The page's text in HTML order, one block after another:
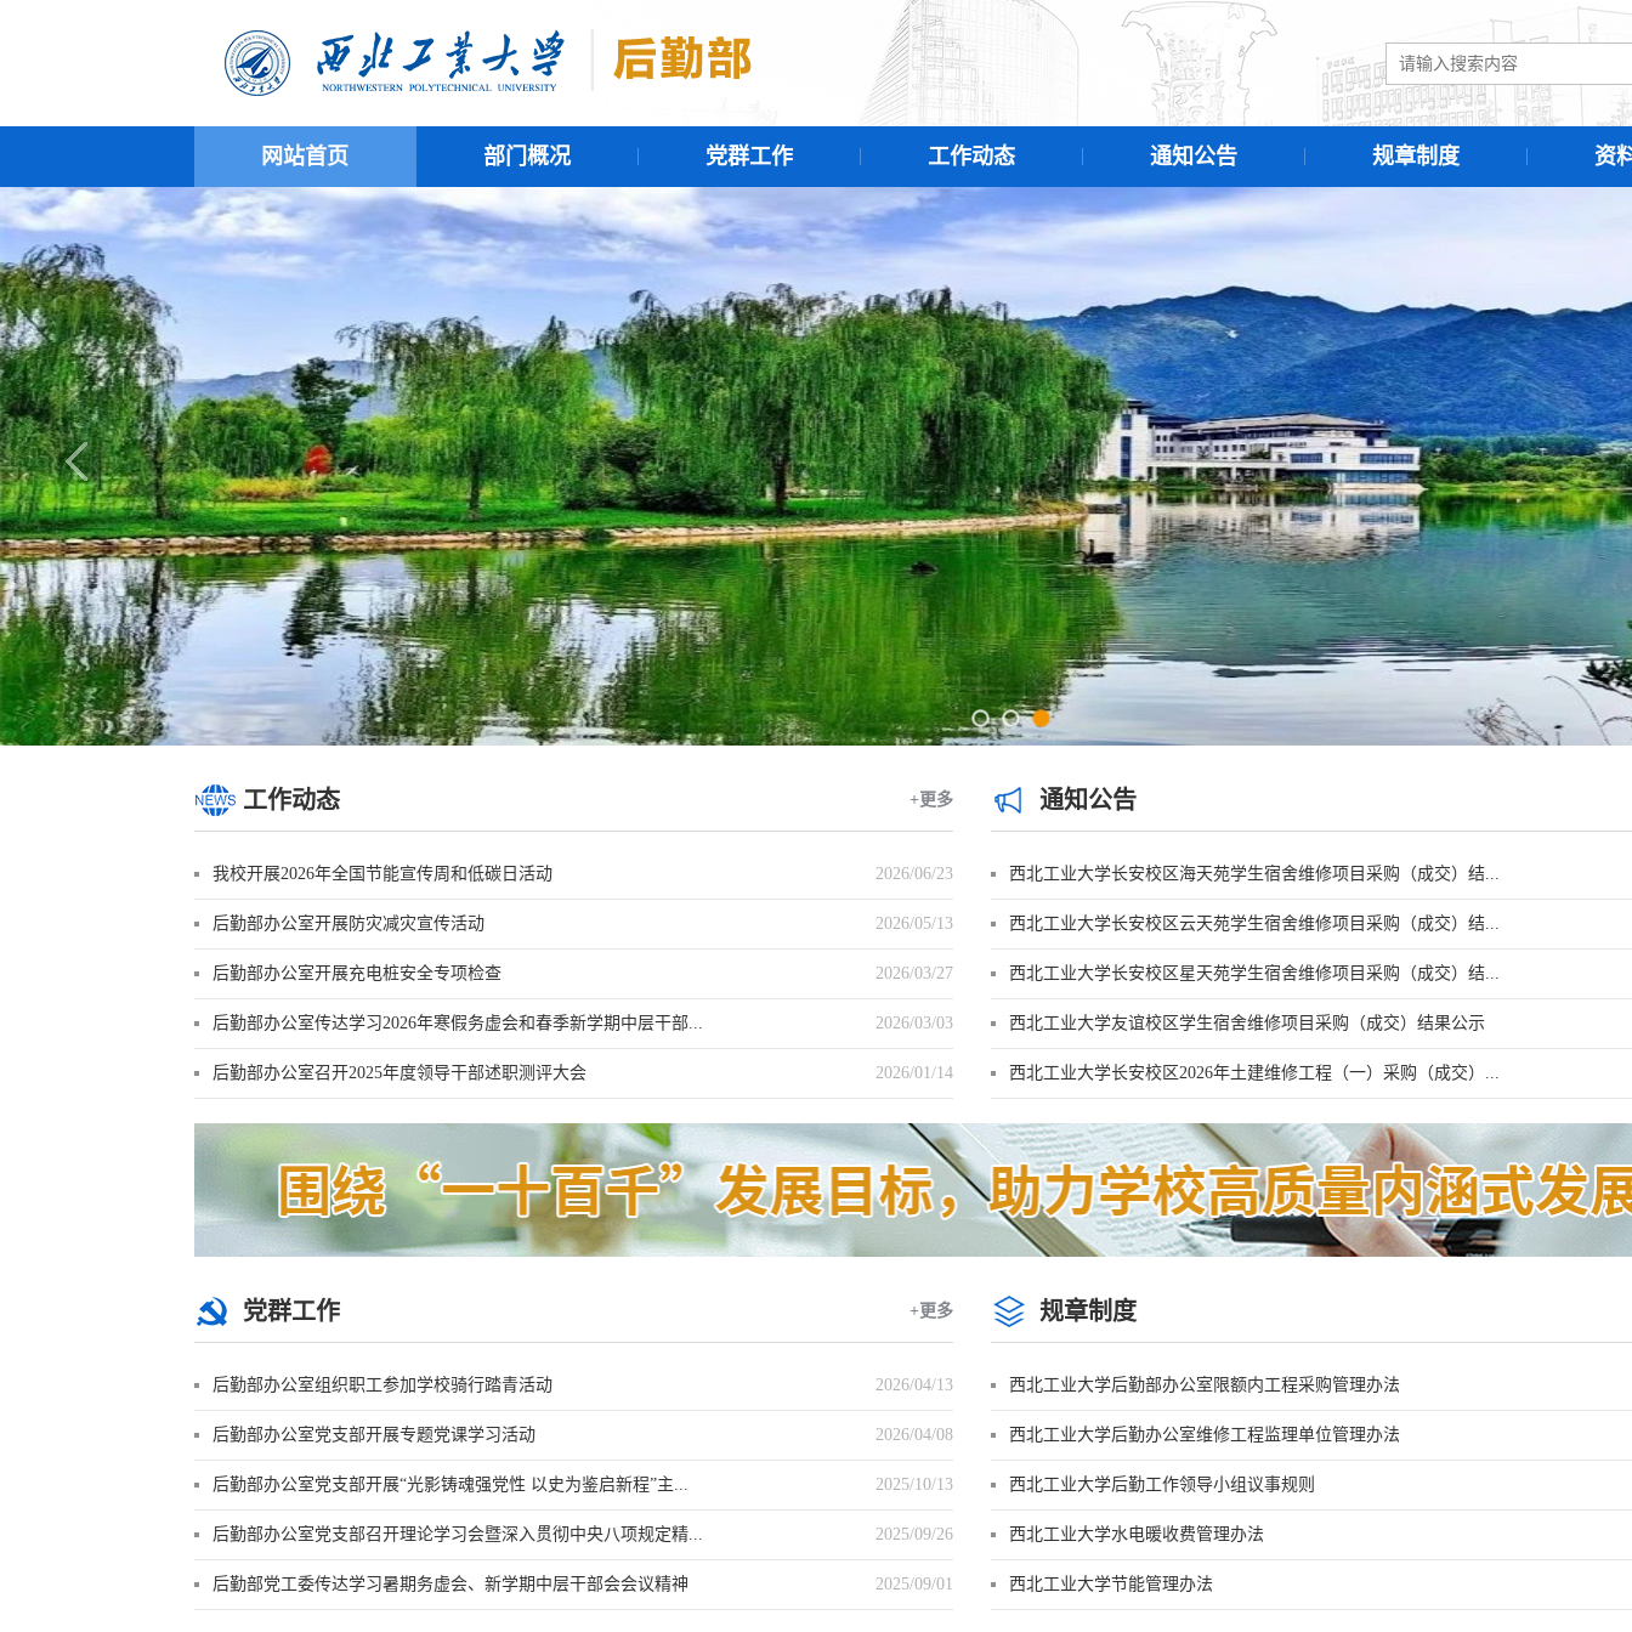
网站首页 部门概况 党群工作 工作动态 通知公告 规章制度 资
+更多
工作动态
2026/06/23
我校开展2026年全国节能宣传周和低碳日活动
2026/05/13
后勤部办公室开展防灾减灾宣传活动
2026/03/27
后勤部办公室开展充电桩安全专项检查
2026/03/03
后勤部办公室传达学习2026年寒假务虚会和春季新学期中层干部...
2026/01/14
后勤部办公室召开2025年度领导干部述职测评大会
通知公告
西北工业大学长安校区海天苑学生宿舍维修项目采购（成交）结...
西北工业大学长安校区云天苑学生宿舍维修项目采购（成交）结...
西北工业大学长安校区星天苑学生宿舍维修项目采购（成交）结...
西北工业大学友谊校区学生宿舍维修项目采购（成交）结果公示
西北工业大学长安校区2026年土建维修工程（一）采购（成交）...
+更多
党群工作
2026/04/13
后勤部办公室组织职工参加学校骑行踏青活动
2026/04/08
后勤部办公室党支部开展专题党课学习活动
2025/10/13
后勤部办公室党支部开展“光影铸魂强党性 以史为鉴启新程”主...
2025/09/26
后勤部办公室党支部召开理论学习会暨深入贯彻中央八项规定精...
2025/09/01
后勤部党工委传达学习暑期务虚会、新学期中层干部会会议精神
规章制度
西北工业大学后勤部办公室限额内工程采购管理办法
西北工业大学后勤办公室维修工程监理单位管理办法
西北工业大学后勤工作领导小组议事规则
西北工业大学水电暖收费管理办法
西北工业大学节能管理办法